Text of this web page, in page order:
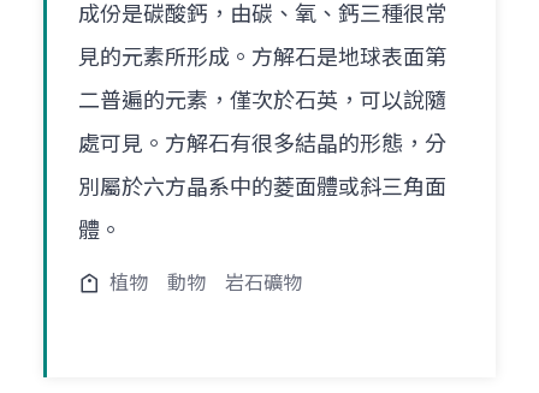
成份是碳酸鈣，由碳、氧、鈣三種很常
見的元素所形成。方解石是地球表面第
二普遍的元素，僅次於石英，可以說隨
處可見。方解石有很多結晶的形態，分
別屬於六方晶系中的菱面體或斜三角面
體。
植物 動物 岩石礦物